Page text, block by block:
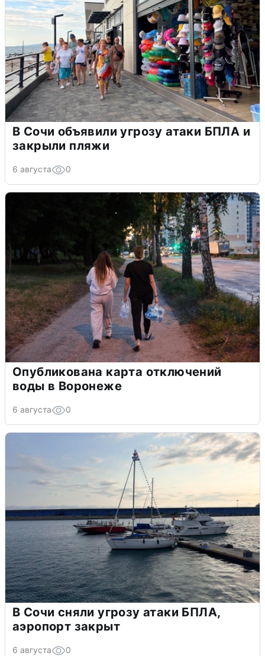
В Сочи объявили угрозу атаки БПЛА и
закрыли пляжи
6 августа 0
Опубликована карта отключений
воды в Воронеже
6 августа 0
В Сочи сняли угрозу атаки БПЛА,
аэропорт закрыт
6 августа 0